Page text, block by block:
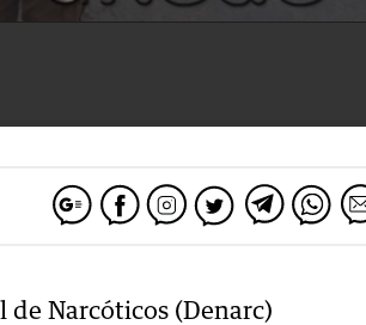
de Narcóticos (Denarc)